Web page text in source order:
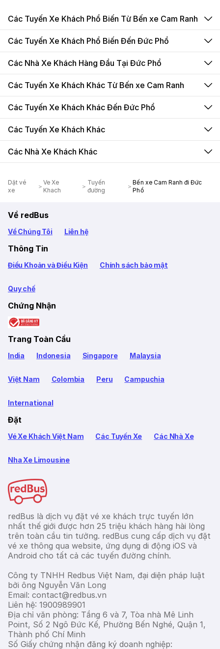
Các Tuyến Xe Khách Phổ Biến Từ Bến xe Cam Ranh
Các Tuyến Xe Khách Phổ Biến Đến Đức Phổ
Các Nhà Xe Khách Hàng Đầu Tại Đức Phổ
Các Tuyến Xe Khách Khác Từ Bến xe Cam Ranh
Các Tuyến Xe Khách Khác Đến Đức Phổ
Các Tuyến Xe Khách Khác
Các Nhà Xe Khách Khác
Dặt vé
xe
Ve Xe
Khach
Tuyến
đường
Bến xe Cam Ranh đi Đức
Phổ
Về redBus
Về Chúng Tôi Liên hệ
Thông Tin
Điều Khoản và Điều Kiện Chính sách bảo mật
Quy chế
Chứng Nhận
Trang Toàn Cầu
India Indonesia Singapore Malaysia
Việt Nam Colombia Peru Campuchia
International
Đặt
Vé Xe Khách Việt Nam Các Tuyến Xe Các Nhà Xe
Nha Xe Limousine
redBus là dịch vụ đặt vé xe khách trực tuyến lớn
nhất thế giới được hơn 25 triệu khách hàng hài lòng
trên toàn cầu tin tưởng. redBus cung cấp dịch vụ đặt
vé xe thông qua website, ứng dụng di động iOS và
Android cho tất cả các tuyến đường chính.
Công ty TNHH Redbus Việt Nam, đại diện pháp luật
bởi ông Nguyễn Văn Long
Email: contact@redbus.vn
Liên hệ: 1900989901
Địa chỉ văn phòng: Tầng 6 và 7, Tòa nhà Mê Linh
Point, Số 2 Ngô Đức Kế, Phường Bến Nghé, Quận 1,
Thành phố Chí Minh
Số Giấy chứng nhận đăng ký doanh nghiệp: